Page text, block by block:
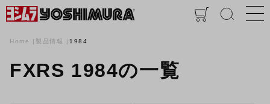
Home 製品情報 1984
FXRS 1984の一覧